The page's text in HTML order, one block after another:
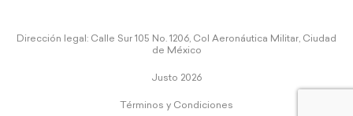
Dirección legal: Calle Sur 105 No. 1206, Col Aeronáutica Militar, Ciudad
de México
Justo 2026
Términos y Condiciones